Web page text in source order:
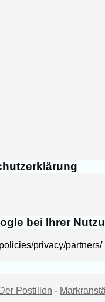
bei Ihrer
privacy/partners/
Der Postillon -